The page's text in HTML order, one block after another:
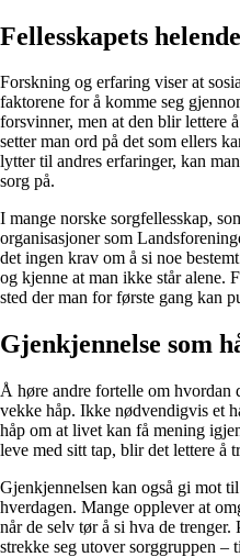
Fellesskapets
Forskning og erfaring viser at
faktorene for å komme seg
forsvinner, men at den blir lettere
setter man ord på det som ellers
lytter til andres erfaringer, kan
sorg på.
I mange norske sorgfellesskap,
organisasjoner som
det ingen krav om å si noe
og kjenne at man ikke står alene.
sted der man for første gang kan
Gjenkjennelse som
Å høre andre fortelle om hvordan
vekke håp. Ikke nødvendigvis et
håp om at livet kan få mening
leve med sitt tap, blir det lettere å
Gjenkjennelsen kan også gi mot
hverdagen. Mange opplever at
når de selv tør å si hva de trenger.
strekke seg utover sorggruppen